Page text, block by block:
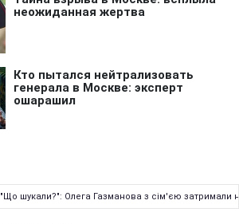
"Що шукали?": Олега Газманова з сім'єю затримали на